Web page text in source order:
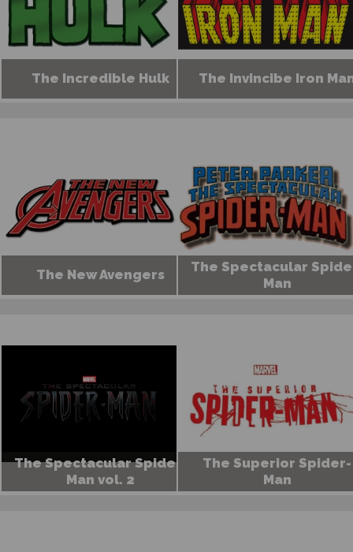
The Incredible Hulk The Invincibe Iron
The New Avengers
The Spectacular
Man
The Spectacular Spider-
Man vol. 2
The Superior Spider-
Man